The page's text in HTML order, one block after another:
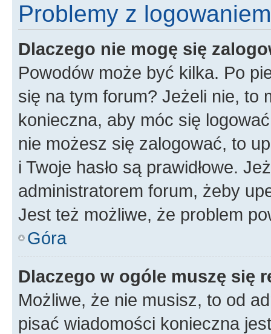
Problemy z
Dlaczego nie mogę się
Powodów może być kilka. Po
się na tym forum? Jeżeli nie, to
konieczna, aby móc się
nie możesz się zalogować, to
i Twoje hasło są prawidłowe.
administratorem forum, żeby
Jest też możliwe, że problem
Góra
Dlaczego w ogóle muszę się
Możliwe, że nie musisz, to od
pisać wiadomości konieczna